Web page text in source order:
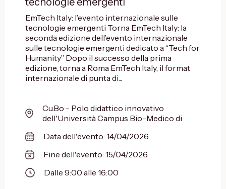
EmTech Italy: l’evento internazionale sulle
tecnologie emergenti Torna EmTech Italy: la
seconda edizione dell’evento internazionale
sulle tecnologie emergenti dedicato a “Tech for
Humanity” Dopo il successo della prima
edizione, torna a Roma EmTech Italy, il format
internazionale di punta di...
Cu.Bo - Polo didattico innovativo
dell'Università Campus Bio-Medico di
Data dell'evento: 14/04/2026
Fine dell'evento: 15/04/2026
Dalle 9:00 alle 16:00